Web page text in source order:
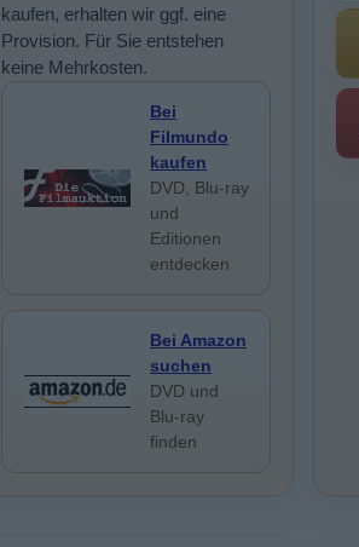
kaufen, erhalten wir ggf. eine
Provision. Für Sie entstehen
keine Mehrkosten.
Bei
Filmundo
kaufen
DVD, Blu-ray
und
Editionen
entdecken
Bei Amazon
suchen
DVD und
Blu-ray
finden